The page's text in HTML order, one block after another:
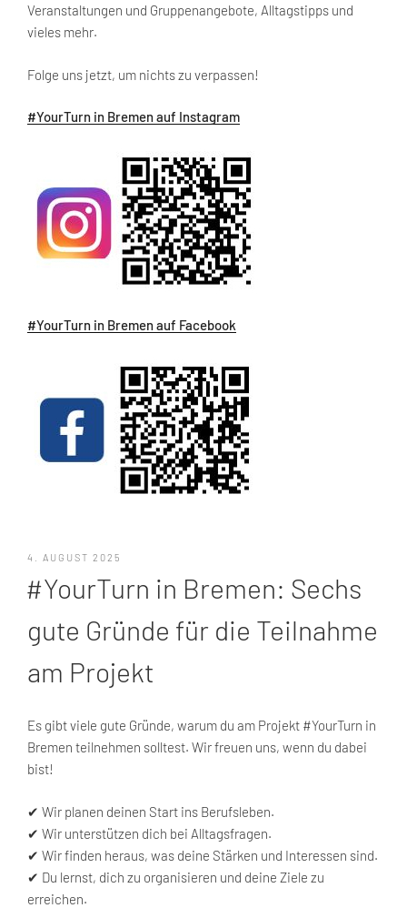
Veranstaltungen und Gruppenangebote, Alltagstipps und
vieles mehr.
Folge uns jetzt, um nichts zu verpassen!
#YourTurn in Bremen auf Instagram
#YourTurn in Bremen auf Facebook
VERÖFFENTLICHT
4. AUGUST 2025
#YourTurn in Bremen: Sechs
gute Gründe für die Teilnahme
am Projekt
Es gibt viele gute Gründe, warum du am Projekt #YourTurn in
Bremen teilnehmen solltest. Wir freuen uns, wenn du dabei
bist!
✔ Wir planen deinen Start ins Berufsleben.
✔ Wir unterstützen dich bei Alltagsfragen.
✔ Wir finden heraus, was deine Stärken und Interessen sind.
✔ Du lernst, dich zu organisieren und deine Ziele zu
erreichen.